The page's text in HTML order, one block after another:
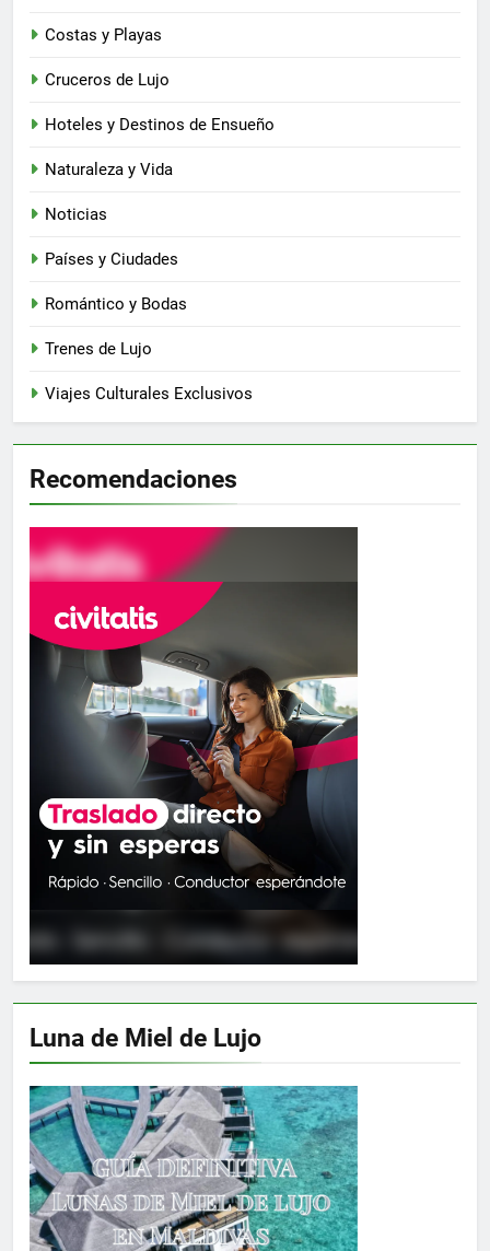
Costas y Playas
Cruceros de Lujo
Hoteles y Destinos de Ensueño
Naturaleza y Vida
Noticias
Países y Ciudades
Romántico y Bodas
Trenes de Lujo
Viajes Culturales Exclusivos
Recomendaciones
Luna de Miel de Lujo